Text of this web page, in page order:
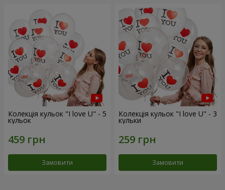
Колекція кульок "I love U" - 5
кульок
Замовити
Колекція кульок "I love U" - 3
кульки
Замовити